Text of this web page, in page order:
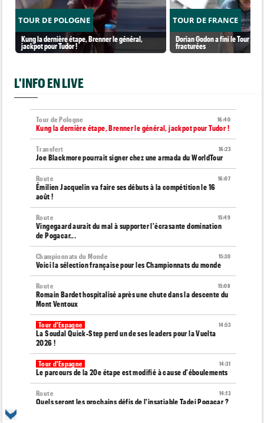
TOUR DE POLOGNE
Kung la dernière étape, Brenner le général,
jackpot pour Tudor !
TOUR DE FRANCE
Dorian Godon a fini le Tour
fracturées
L'INFO EN LIVE
16:40
Tour de Pologne
Kung la dernière étape, Brenner le général, jackpot pour Tudor !
16:23
Transfert
Joe Blackmore pourrait signer chez une armada du WorldTour
16:07
Route
Émilien Jacquelin va faire ses débuts à la compétition le 16
août !
15:49
Route
Vingegaard aurait du mal à supporter l'écrasante domination
de Pogacar...
15:30
Championnats du Monde
Voici la sélection française pour les Championnats du monde
15:08
Route
Romain Bardet hospitalisé après une chute dans la descente du
Mont Ventoux
14:53
Tour d'Espagne
La Soudal Quick-Step perd un de ses leaders pour la Vuelta
2026 !
14:31
Tour d'Espagne
Le parcours de la 20e étape est modifié à cause d'éboulements
14:13
Route
Quels seront les prochains défis de l'insatiable Tadej Pogacar ?